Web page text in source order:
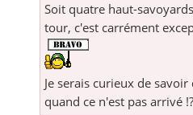
Soit quatre haut-
tour, c'est carrément
Je serais curieux de savoir
quand ce n'est pas arrivé !?